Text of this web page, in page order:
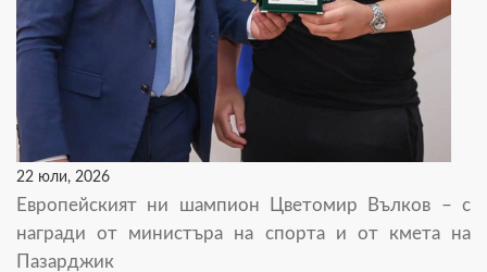
22 юли, 2026
Европейският ни шампион Цветомир Вълков – с
награди от министъра на спорта и от кмета на
Пазарджик